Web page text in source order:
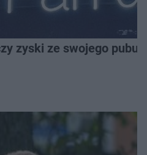
zyski ze swojego